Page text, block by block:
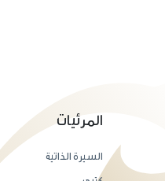
المرئيات
السيرة الذاتية